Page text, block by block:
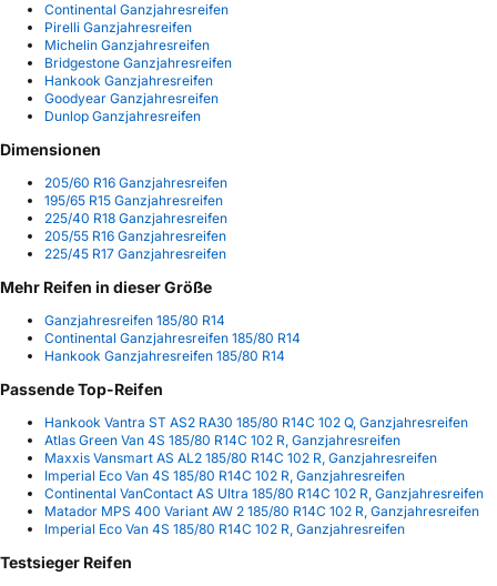
Continental Ganzjahresreifen
Pirelli Ganzjahresreifen
Michelin Ganzjahresreifen
Bridgestone Ganzjahresreifen
Hankook Ganzjahresreifen
Goodyear Ganzjahresreifen
Dunlop Ganzjahresreifen
Dimensionen
205/60 R16 Ganzjahresreifen
195/65 R15 Ganzjahresreifen
225/40 R18 Ganzjahresreifen
205/55 R16 Ganzjahresreifen
225/45 R17 Ganzjahresreifen
Mehr Reifen in dieser Größe
Ganzjahresreifen 185/80 R14
Continental Ganzjahresreifen 185/80 R14
Hankook Ganzjahresreifen 185/80 R14
Passende Top-Reifen
Hankook Vantra ST AS2 RA30 185/80 R14C 102 Q, Ganzjahresreifen
Atlas Green Van 4S 185/80 R14C 102 R, Ganzjahresreifen
Maxxis Vansmart AS AL2 185/80 R14C 102 R, Ganzjahresreifen
Imperial Eco Van 4S 185/80 R14C 102 R, Ganzjahresreifen
Continental VanContact AS Ultra 185/80 R14C 102 R, Ganzjahresreifen
Matador MPS 400 Variant AW 2 185/80 R14C 102 R, Ganzjahresreifen
Imperial Eco Van 4S 185/80 R14C 102 R, Ganzjahresreifen
Testsieger Reifen